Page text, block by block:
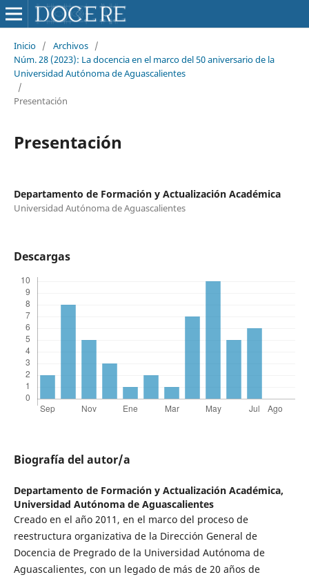
Inicio / Archivos /
Núm. 28 (2023): La docencia en el marco del 50 aniversario de la
Universidad Autónoma de Aguascalientes
/
Presentación
Presentación
Departamento de Formación y Actualización Académica
Universidad Autónoma de Aguascalientes
Descargas
Biografía del autor/a
Departamento de Formación y Actualización Académica,
Universidad Autónoma de Aguascalientes
Creado en el año 2011, en el marco del proceso de
reestructura organizativa de la Dirección General de
Docencia de Pregrado de la Universidad Autónoma de
Aguascalientes, con un legado de más de 20 años de